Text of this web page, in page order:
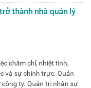
thành nhà quản lý
chăm chỉ, nhiệt tình,
và sự chính trực. Quản
ty. Quản trị nhân sự